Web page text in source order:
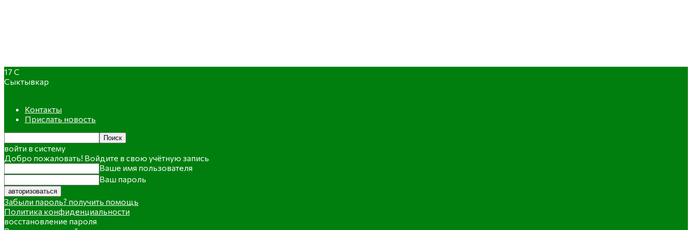
17 C
Сыктывкар
Контакты
Прислать новость
войти в систему
Добро пожаловать! Войдите в свою учётную запись
Ваше имя пользователя
Ваш пароль
Забыли пароль? получить помощь
Политика конфиденциальности
восстановление пароля